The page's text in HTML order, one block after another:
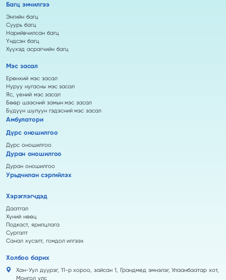
Багц эмчилгээ
Энгийн багц
Суурь багц
Нарийвчилсан багц
Үндсэн багц
Хүүхэд асрагчийн багц
Мэс засал
Ерөнхий мэс засал
Нуруу нугасны мэс засал
Яс, үений мэс засал
Бөөр шээсний замын мэс засал
Бүдүүн шулуун гэдэсний мэс засал
Амбулатори
Дүрс оношилгоо
Дүрс оношилгоо
Дуран оношилгоо
Дуран оношилгоо
Урьдчилан сэргийлэх
Хэрэглэгчдэд
Даатгал
Хүний нөөц
Подкаст, ярилцлага
Сургалт
Санал хүсэлт, гомдол илгээх
Холбоо барих
Хан-Уул дүүрэг, 11-р хороо, зайсан 1, Грандмед эмнэлэг, Улаанбаатар хот,
Монгол улс